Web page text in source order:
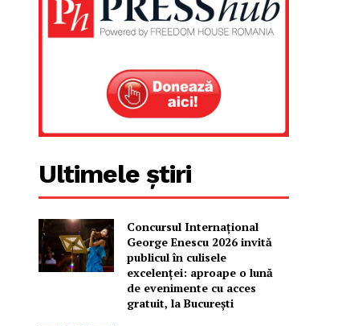
Ultimele știri
Concursul Internațional
George Enescu 2026 invită
publicul în culisele
excelenței: aproape o lună
de evenimente cu acces
gratuit, la București